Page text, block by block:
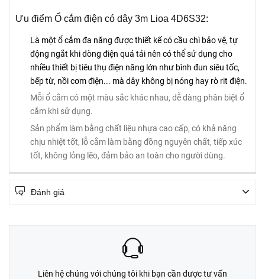
Ưu điểm Ổ cắm điện có dây 3m Lioa 4D6S32:
Là một ổ cắm đa năng được thiết kế có cầu chì bảo vệ, tự
động ngắt khi dòng điện quá tải nên có thể sử dụng cho
nhiều thiết bị tiêu thụ điện năng lớn như bình đun siêu tốc,
bếp từ, nồi cơm điện... mà dây không bị nóng hay rò rit điện.
Mỗi ổ cắm có một màu sắc khác nhau, dễ dàng phân biệt ổ
cắm khi sử dụng.
Sản phẩm làm bằng chất liệu nhựa cao cấp, có khả năng
chịu nhiệt tốt, lỗ cắm làm bằng đồng nguyên chất, tiếp xúc
tốt, không lỏng lẽo, đảm bảo an toàn cho người dùng.
Đánh giá
Liên hệ chúng với chúng tôi khi bạn cần được tư vấn